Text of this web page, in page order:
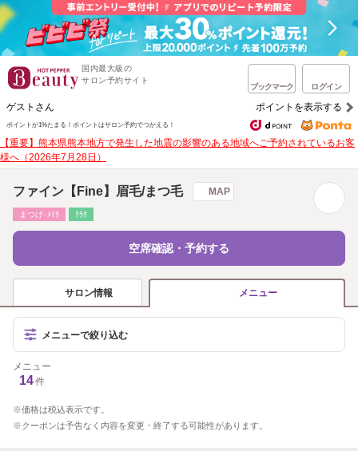
国内最大級の
サロン予約サイト
ブックマーク ログイン
ゲストさん ポイントを表示する
ポイントが1%たまる！ ポイントはサロン予約でつかえる！
【重要】熊本県熊本地方で発生した地震の影響のある地域へご予約されているお客
様へ（2026年7月28日）
ファイン【Fine】眉毛/まつ毛 MAP
まつげ･ﾒｲｸ ﾘﾗｸ
空席確認・予約する
サロン情報 メニュー
メニューで絞り込む
メニュー
14件
価格は税込表示です。
クーポンは予告なく内容を変更・終了する可能性があります。